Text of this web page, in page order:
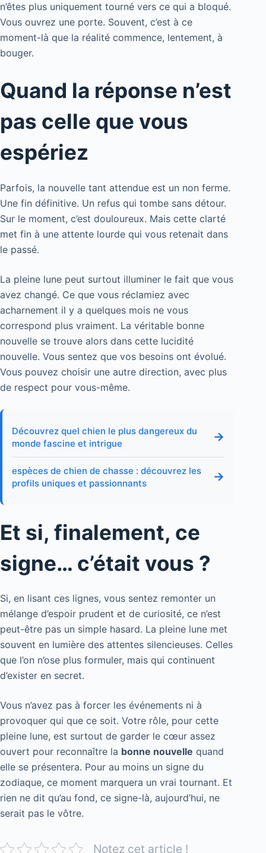
n’êtes plus uniquement tourné vers ce qui a bloqué.
Vous ouvrez une porte. Souvent, c’est à ce
moment-là que la réalité commence, lentement, à
bouger.
Quand la réponse n’est
pas celle que vous
espériez
Parfois, la nouvelle tant attendue est un non ferme.
Une fin définitive. Un refus qui tombe sans détour.
Sur le moment, c’est douloureux. Mais cette clarté
met fin à une attente lourde qui vous retenait dans
le passé.
La pleine lune peut surtout illuminer le fait que vous
avez changé. Ce que vous réclamiez avec
acharnement il y a quelques mois ne vous
correspond plus vraiment. La véritable bonne
nouvelle se trouve alors dans cette lucidité
nouvelle. Vous sentez que vos besoins ont évolué.
Vous pouvez choisir une autre direction, avec plus
de respect pour vous-même.
Découvrez quel chien le plus dangereux du
monde fascine et intrigue
→
espèces de chien de chasse : découvrez les
profils uniques et passionnants
→
Et si, finalement, ce
signe… c’était vous ?
Si, en lisant ces lignes, vous sentez remonter un
mélange d’espoir prudent et de curiosité, ce n’est
peut-être pas un simple hasard. La pleine lune met
souvent en lumière des attentes silencieuses. Celles
que l’on n’ose plus formuler, mais qui continuent
d’exister en secret.
Vous n’avez pas à forcer les événements ni à
provoquer qui que ce soit. Votre rôle, pour cette
pleine lune, est surtout de garder le cœur assez
ouvert pour reconnaître la bonne nouvelle quand
elle se présentera. Pour au moins un signe du
zodiaque, ce moment marquera un vrai tournant. Et
rien ne dit qu’au fond, ce signe-là, aujourd’hui, ne
serait pas le vôtre.
Notez cet article !